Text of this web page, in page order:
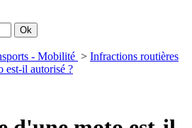
- Mobilité > Infractions routières
est-il autorisé ?